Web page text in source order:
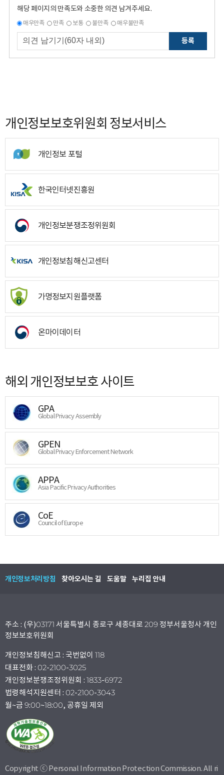
해당 페이지의 만족도와 소중한 의견 남겨주세요.
매우만족 만족 보통 불만족 매우불만족
등록
개인정보보호위원회 정보서비스
개인정보 포털
한국인터넷진흥원
개인정보분쟁조정위원회
개인정보침해신고센터
가명정보지원플랫폼
온마이데이터
해외 개인정보보호 사이트
GPA
Global Privacy Assembly
GPEN
Global Privacy Enforcement Network
APPA
Asia Pacific Privacy Authorities
CoE
Council of Europe
개인정보처리방침 찾아오시는 길 도움말 누리집 안내
주소 : (우)03171 서울특별시 종로구 세종대로 209 정부서울청사 개인
정보보호위원회
개인정보침해신고 : 국번없이 118
대표전화 : 02-2100-3025
개인정보분쟁조정위원회 : 1833-6972
법령해석지원센터 : 02-2100-3043
월~금 9:00~18:00, 공휴일 제외
Copyright ⓒ Personal Information Protection Commission. All ri